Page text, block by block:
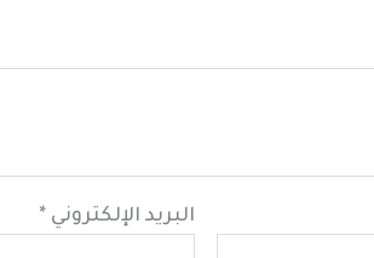
البريد الإلكتروني *